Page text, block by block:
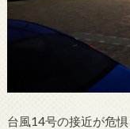
台風14号の接近が危